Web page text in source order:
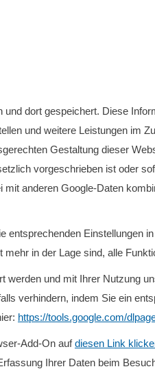
dort gespeichert. Diese
und weitere Leistungen im
Gestaltung dieser
vorgeschrieben ist oder
anderen Google-Daten
entsprechenden Einstellungen
in der Lage sind, alle
und mit Ihrer Nutzung
verhindern, indem Sie ein
https://tools.google.com/
Add-On aufdiesen Link
Ihrer Daten beim